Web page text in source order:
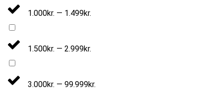
1.000kr. — 1.499kr.
1.500kr. — 2.999kr.
3.000kr. — 99.999kr.